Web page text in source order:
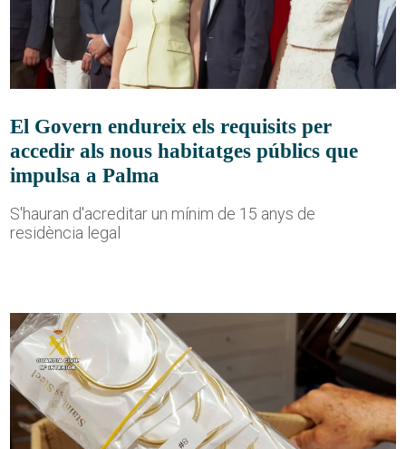
El Govern endureix els requisits per
accedir als nous habitatges públics que
impulsa a Palma
S'hauran d'acreditar un mínim de 15 anys de
residència legal